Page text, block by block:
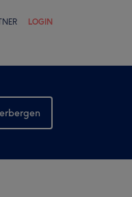
LOGIN